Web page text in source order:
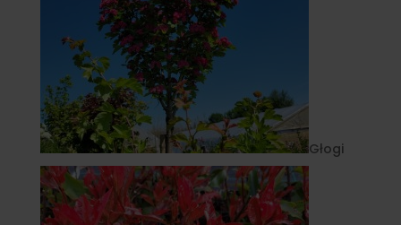
Głogi